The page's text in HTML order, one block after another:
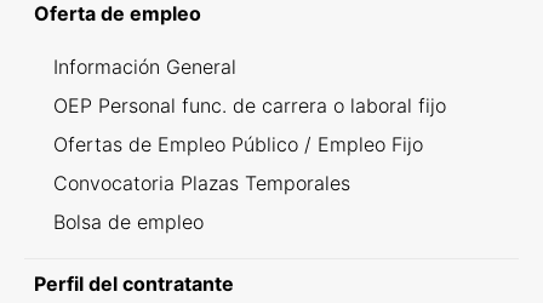
Oferta de empleo
Información General
OEP Personal func. de carrera o laboral fijo
Ofertas de Empleo Público / Empleo Fijo
Convocatoria Plazas Temporales
Bolsa de empleo
Perfil del contratante